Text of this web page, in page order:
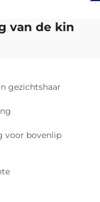
van de kin
gezichtshaar
voor bovenlip